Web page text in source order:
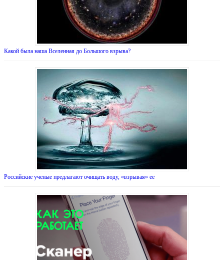
Какой была наша Вселенная до Большого взрыва?
Российские ученые предлагают очищать воду, «взрывая» ее